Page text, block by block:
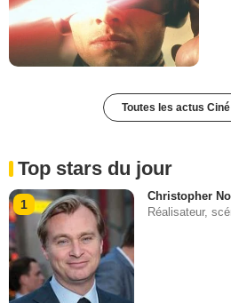
Toutes les actus
Top stars du jour
1
Christopher
Réalisateur,